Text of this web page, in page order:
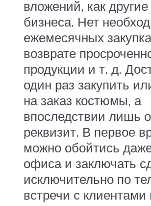
вложений, как
бизнеса. Нет
ежемесячных
возврате
продукции и т. д.
один раз закупить
на заказ костюмы, а
впоследствии лишь
реквизит. В первое
можно обойтись
офиса и заключать
исключительно по
встречи с клиентами